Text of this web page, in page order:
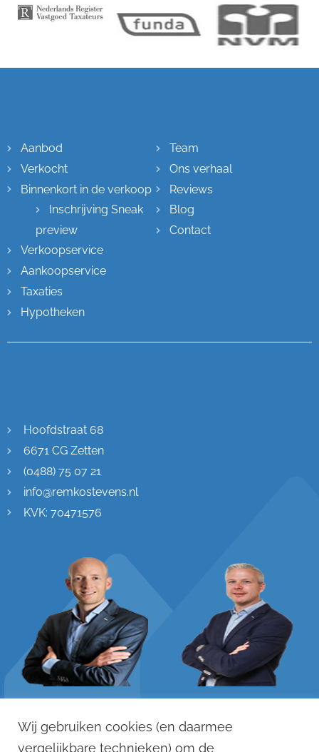
Aanbod
Verkocht
Binnenkort in de verkoop
Inschrijving Sneak
preview
Verkoopservice
Aankoopservice
Taxaties
Hypotheken
Team
Ons verhaal
Reviews
Blog
Contact
Hoofdstraat 68
6671 CG Zetten
(0488) 75 07 21
info@remkostevens.nl
KVK: 70471576
06 - 125 033 88
06 - 121 123 12
Wij gebruiken cookies (en daarmee
vergelijkbare technieken) om de